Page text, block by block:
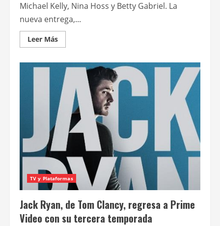
Michael Kelly, Nina Hoss y Betty Gabriel. La
nueva entrega,...
Leer MásLeer
más
John
Krasinski
retorna
para
la
tercera
temporada
de
Tom
Clancy
Jack
Ryan
TV y Plataformas
Jack Ryan, de Tom Clancy, regresa a Prime
Video con su tercera temporada